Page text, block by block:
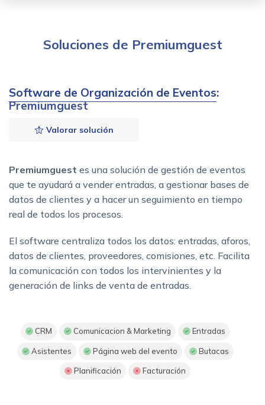
Soluciones de Premiumguest
Software de Organización de Eventos:
Premiumguest
Valorar solución
Premiumguest es una solución de gestión de eventos
que te ayudará a vender entradas, a gestionar bases de
datos de clientes y a hacer un seguimiento en tiempo
real de todos los procesos.
El software centraliza todos los datos: entradas, aforos,
datos de clientes, proveedores, comisiones, etc. Facilita
la comunicación con todos los intervinientes y la
generación de links de venta de entradas.
CRM Comunicacion & Marketing Entradas
Asistentes Página web del evento Butacas
Planificación Facturación